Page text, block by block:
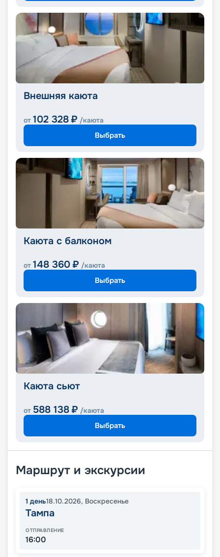
Внешняя каюта
от 102 328 ₽ /каюта
Выбрать
Каюта с балконом
от 148 360 ₽ /каюта
Выбрать
Каюта сьют
от 588 138 ₽ /каюта
Выбрать
Маршрут и экскурсии
1 день18.10.2026, Воскресенье
Тампа
ОТПРАВЛЕНИЕ
16:00